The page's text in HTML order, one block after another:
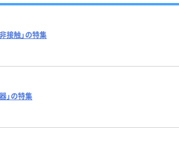
接触」の特集
」の特集